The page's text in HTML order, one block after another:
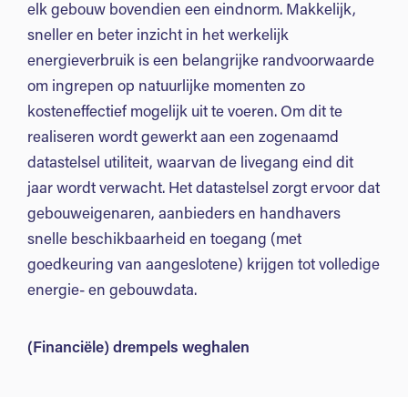
elk gebouw bovendien een eindnorm. Makkelijk,
sneller en beter inzicht in het werkelijk
energieverbruik is een belangrijke randvoorwaarde
om ingrepen op natuurlijke momenten zo
kosteneffectief mogelijk uit te voeren. Om dit te
realiseren wordt gewerkt aan een zogenaamd
datastelsel utiliteit, waarvan de livegang eind dit
jaar wordt verwacht. Het datastelsel zorgt ervoor dat
gebouweigenaren, aanbieders en handhavers
snelle beschikbaarheid en toegang (met
goedkeuring van aangeslotene) krijgen tot volledige
energie- en gebouwdata.
(Financiële) drempels weghalen